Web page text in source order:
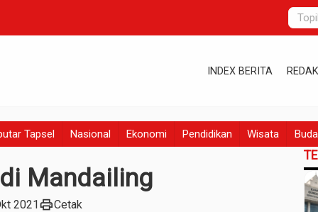
INDEX BERITA
Tapsel Nasional Ekonomi Pendidikan Wisata
Mandailing
2021printCetak